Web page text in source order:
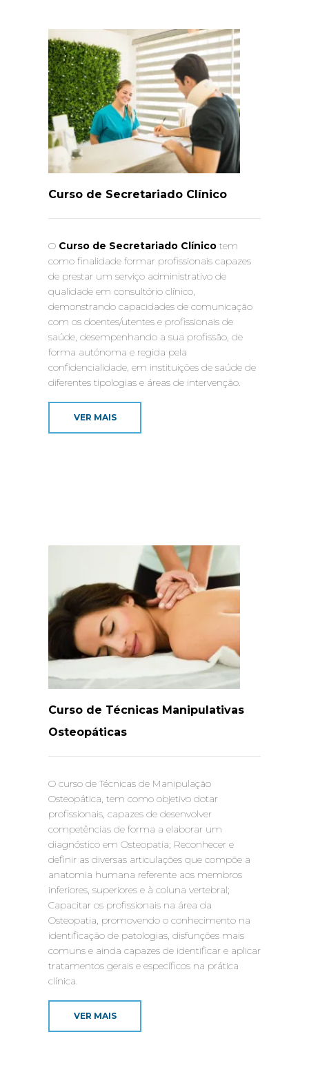
Curso de Secretariado Clínico
O Curso de Secretariado Clínico tem
como finalidade formar profissionais capazes
de prestar um serviço administrativo de
qualidade em consultório clínico,
demonstrando capacidades de comunicação
com os doentes/utentes e profissionais de
saúde, desempenhando a sua profissão, de
forma autónoma e regida pela
confidencialidade, em instituições de saúde de
diferentes tipologias e áreas de intervenção.
VER MAIS
Curso de Técnicas Manipulativas
Osteopáticas
O curso de Técnicas de Manipulação
Osteopática, tem como objetivo dotar
profissionais, capazes de desenvolver
competências de forma a elaborar um
diagnóstico em Osteopatia; Reconhecer e
definir as diversas articulações que compõe a
anatomia humana referente aos membros
inferiores, superiores e à coluna vertebral;
Capacitar os profissionais na área da
Osteopatia, promovendo o conhecimento na
identificação de patologias, disfunções mais
comuns e ainda capazes de identificar e aplicar
tratamentos gerais e específicos na prática
clínica.
VER MAIS